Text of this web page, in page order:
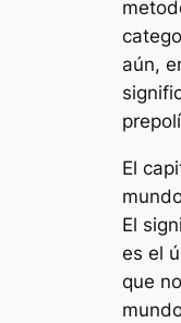
aún,
El
El
es el
que